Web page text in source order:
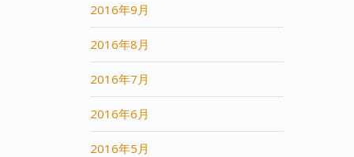
2016年9月
2016年8月
2016年7月
2016年6月
2016年5月